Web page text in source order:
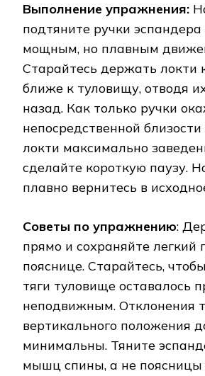
Выполнение упражнения:
подтяните ручки эспандера
мощным, но плавным
Старайтесь держать локти
ближе к туловищу, отводя
назад. Как только ручки
непосредственной
локти максимально
сделайте короткую паузу.
плавно вернитесь в
Советы по упражнению:
прямо и сохраняйте легкий
пояснице. Старайтесь,
тяги туловище оставалось
неподвижным. Отклонения
вертикального положения
минимальны. Тяните
мышц спины, а не поясницы